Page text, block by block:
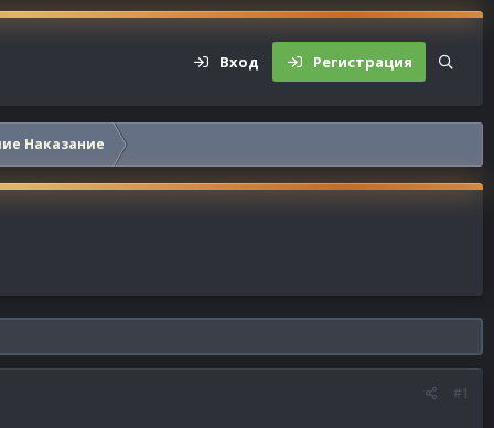
Вход Регистрация
Наказание
#1